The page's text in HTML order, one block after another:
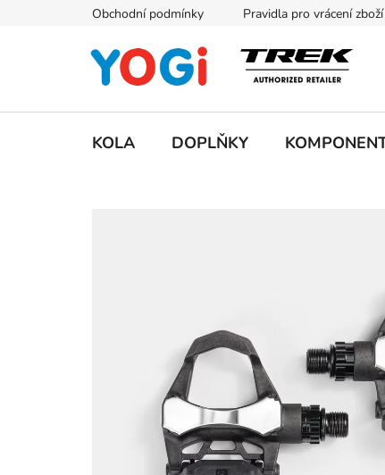
Obchodní podmínky Pravidla pro vrácení
KOLA DOPLŇKY